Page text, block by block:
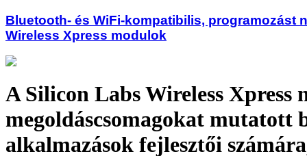
Bluetooth- és WiFi-kompatibilis, programozást
Wireless Xpress modulok
A Silicon Labs Wireless Xpress
megoldáscsomagokat mutatott
alkalmazások fejlesztői